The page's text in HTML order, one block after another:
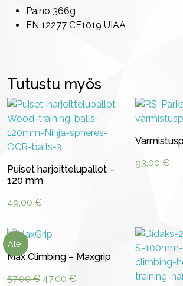
Paino 366g
EN 12277 CE1019 UIAA
Tutustu myös
Puiset harjoittelupallot –
120 mm
49,00 €
93,00 €
Ale!
Max Climbing – Maxgrip
57,00€ Alkuperäinen
47,00 €Nykyinen